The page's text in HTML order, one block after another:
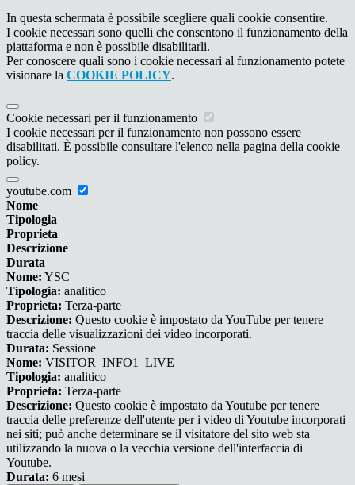
In questa schermata è possibile scegliere quali cookie consentire.
I cookie necessari sono quelli che consentono il funzionamento della
piattaforma e non è possibile disabilitarli.
Per conoscere quali sono i cookie necessari al funzionamento potete
visionare la COOKIE POLICY.
Cookie necessari per il funzionamento
I cookie necessari per il funzionamento non possono essere
disabilitati. È possibile consultare l'elenco nella pagina della cookie
policy.
youtube.com
Nome
Tipologia
Proprieta
Descrizione
Durata
Nome: YSC
Tipologia: analitico
Proprieta: Terza-parte
Descrizione: Questo cookie è impostato da YouTube per tenere
traccia delle visualizzazioni dei video incorporati.
Durata: Sessione
Nome: VISITOR_INFO1_LIVE
Tipologia: analitico
Proprieta: Terza-parte
Descrizione: Questo cookie è impostato da Youtube per tenere
traccia delle preferenze dell'utente per i video di Youtube incorporati
nei siti; può anche determinare se il visitatore del sito web sta
utilizzando la nuova o la vecchia versione dell'interfaccia di
Youtube.
Durata: 6 mesi